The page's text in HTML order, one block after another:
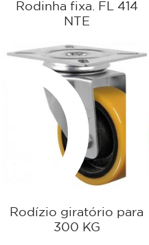
Rodinha fixa. FL 414
NTE
Rodízio giratório para
300 KG